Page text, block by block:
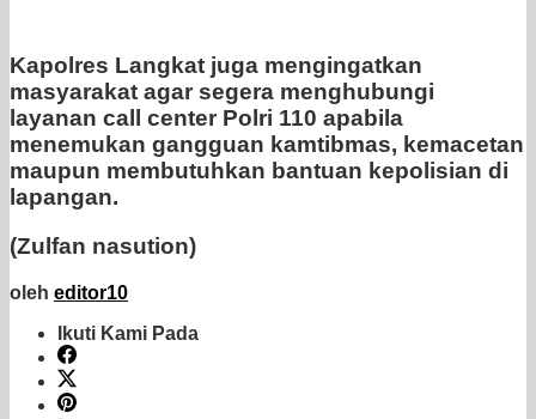
Kapolres Langkat juga mengingatkan
masyarakat agar segera menghubungi
layanan call center Polri 110 apabila
menemukan gangguan kamtibmas, kemacetan
maupun membutuhkan bantuan kepolisian di
lapangan.
(Zulfan nasution)
oleh editor10
Ikuti Kami Pada